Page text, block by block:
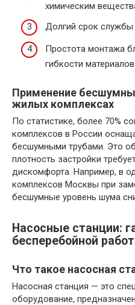
химическим
Долгий срок
Простота монтажа
гибкости материалов.
Применение
жилых комплексах
По статистике, более 70%
комплексов в России
бесшумными трубами. Это
плотность застройки
дискомфорта. Например, в
комплексов Москвы при
бесшумные уровень шума
Насосные станции:
бесперебойной
Что такое насосная
Насосная станция — это
оборудование,